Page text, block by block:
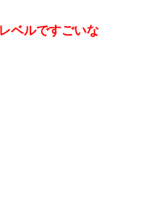
ベルですごいな